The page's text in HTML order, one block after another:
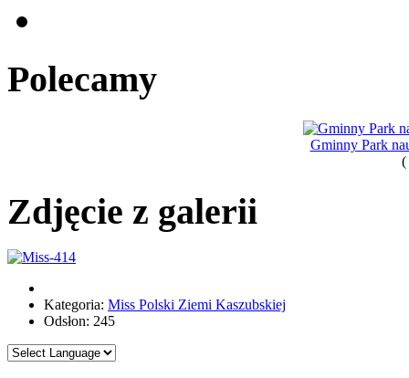
Polecamy
Gminny Park
(
Zdjęcie z galerii
Kategoria: Miss Polski Ziemi Kaszubskiej
Odsłon: 245